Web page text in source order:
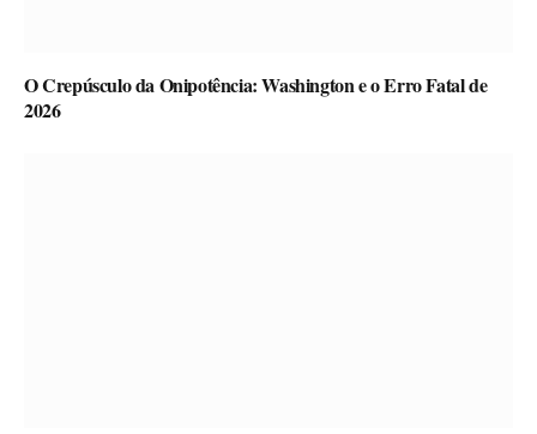
O Crepúsculo da Onipotência: Washington e o Erro Fatal de
2026